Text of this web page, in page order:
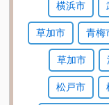
横浜市
草加市 青梅
草加市
松戸市